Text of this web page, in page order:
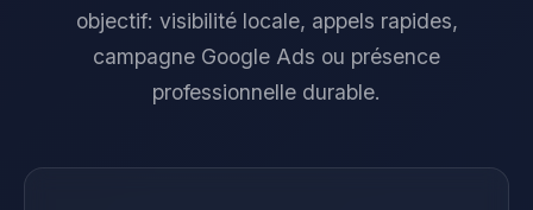
objectif: visibilité locale, appels rapides,
campagne Google Ads ou présence
professionnelle durable.